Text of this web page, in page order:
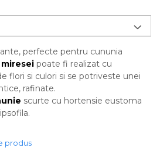
perfecte pentru cununia
poate fi realizat cu
flori si culori si se potriveste unei
rafinate.
scurte cu hortensie eustoma
produs